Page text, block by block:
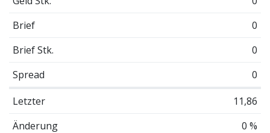
Brief
0
Brief Stk.
0
Spread
0
Letzter
11,86
Änderung
0 %